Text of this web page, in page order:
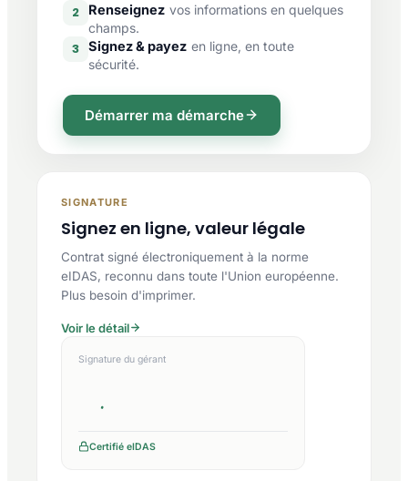
2 Renseignez vos informations en quelques
champs.
3 Signez & payez en ligne, en toute
sécurité.
Démarrer ma démarche
SIGNATURE
Signez en ligne, valeur légale
Contrat signé électroniquement à la norme
eIDAS, reconnu dans toute l'Union européenne.
Plus besoin d'imprimer.
Voir le détail
Signature du gérant
Certifié eIDAS